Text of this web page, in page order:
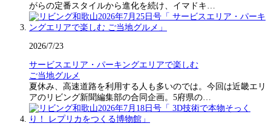
がらの定番スタイルから進化を続け、イマドキ…
2026/7/23
サービスエリア・パーキングエリアで楽しむ
ご当地グルメ
夏休み、高速道路を利用する人も多いのでは。今回は近畿エリ
アのリビング新聞編集部の合同企画。5府県の…